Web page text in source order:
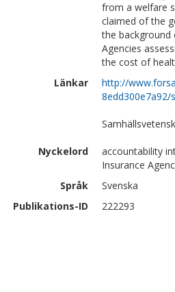
from a welfare
claimed of the
the background
Agencies
the cost of
Länkar
http://
8edd300e7a92/
Nyckelord
accountability
Insurance
Språk
Svenska
Publikations-ID
222293